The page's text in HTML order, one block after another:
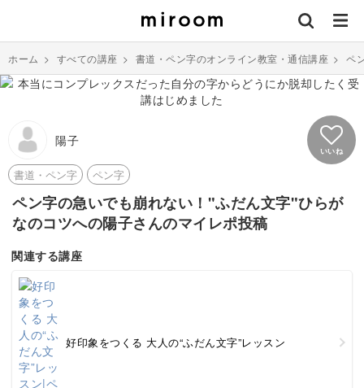
ホーム > すべての講座 > 書道・ペン字のオンライン教室・通信講座 > ペ
陽子
いいね
書道・ペン字 ペン字
ペン字の急いでも崩れない！"ふだん文字"ひらが
なのコツへの陽子さんのマイレポ投稿
関連する講座
好印象をつくる 大人の“ふだん文字”レッスン